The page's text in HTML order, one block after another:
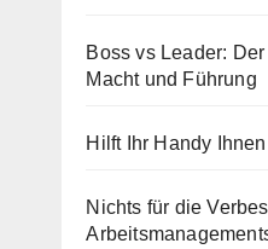
Boss vs Leader:
Macht und Führung
Hilft Ihr Handy
Nichts für die